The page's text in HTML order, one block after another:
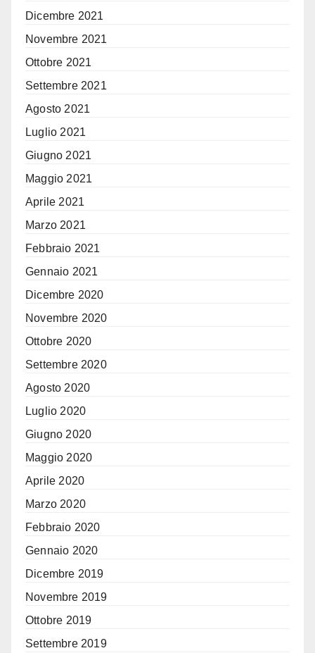
Dicembre 2021
Novembre 2021
Ottobre 2021
Settembre 2021
Agosto 2021
Luglio 2021
Giugno 2021
Maggio 2021
Aprile 2021
Marzo 2021
Febbraio 2021
Gennaio 2021
Dicembre 2020
Novembre 2020
Ottobre 2020
Settembre 2020
Agosto 2020
Luglio 2020
Giugno 2020
Maggio 2020
Aprile 2020
Marzo 2020
Febbraio 2020
Gennaio 2020
Dicembre 2019
Novembre 2019
Ottobre 2019
Settembre 2019